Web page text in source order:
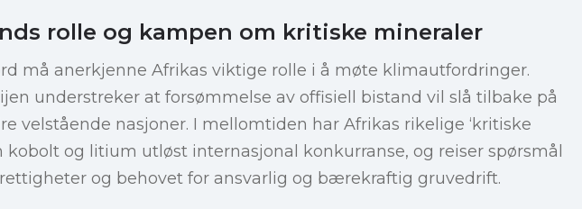
rolle og kampen om kritiske mineraler
må anerkjenne Afrikas viktige rolle i å møte klimautfordringer.
understreker at forsømmelse av offisiell bistand vil slå tilbake på
velstående nasjoner. I mellomtiden har Afrikas rikelige ‘kritiske
kobolt og litium utløst internasjonal konkurranse, og reiser spørsmål
og behovet for ansvarlig og bærekraftig gruvedrift.